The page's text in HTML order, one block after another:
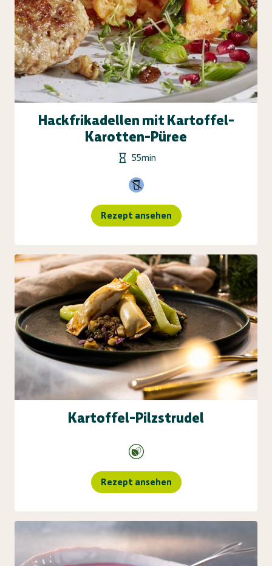
Hackfrikadellen mit Kartoffel-
Karotten-Püree
55min
Rezept ansehen
Kartoffel-Pilzstrudel
Rezept ansehen